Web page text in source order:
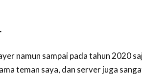
namun sampai pada tahun 2020
teman saya, dan server juga